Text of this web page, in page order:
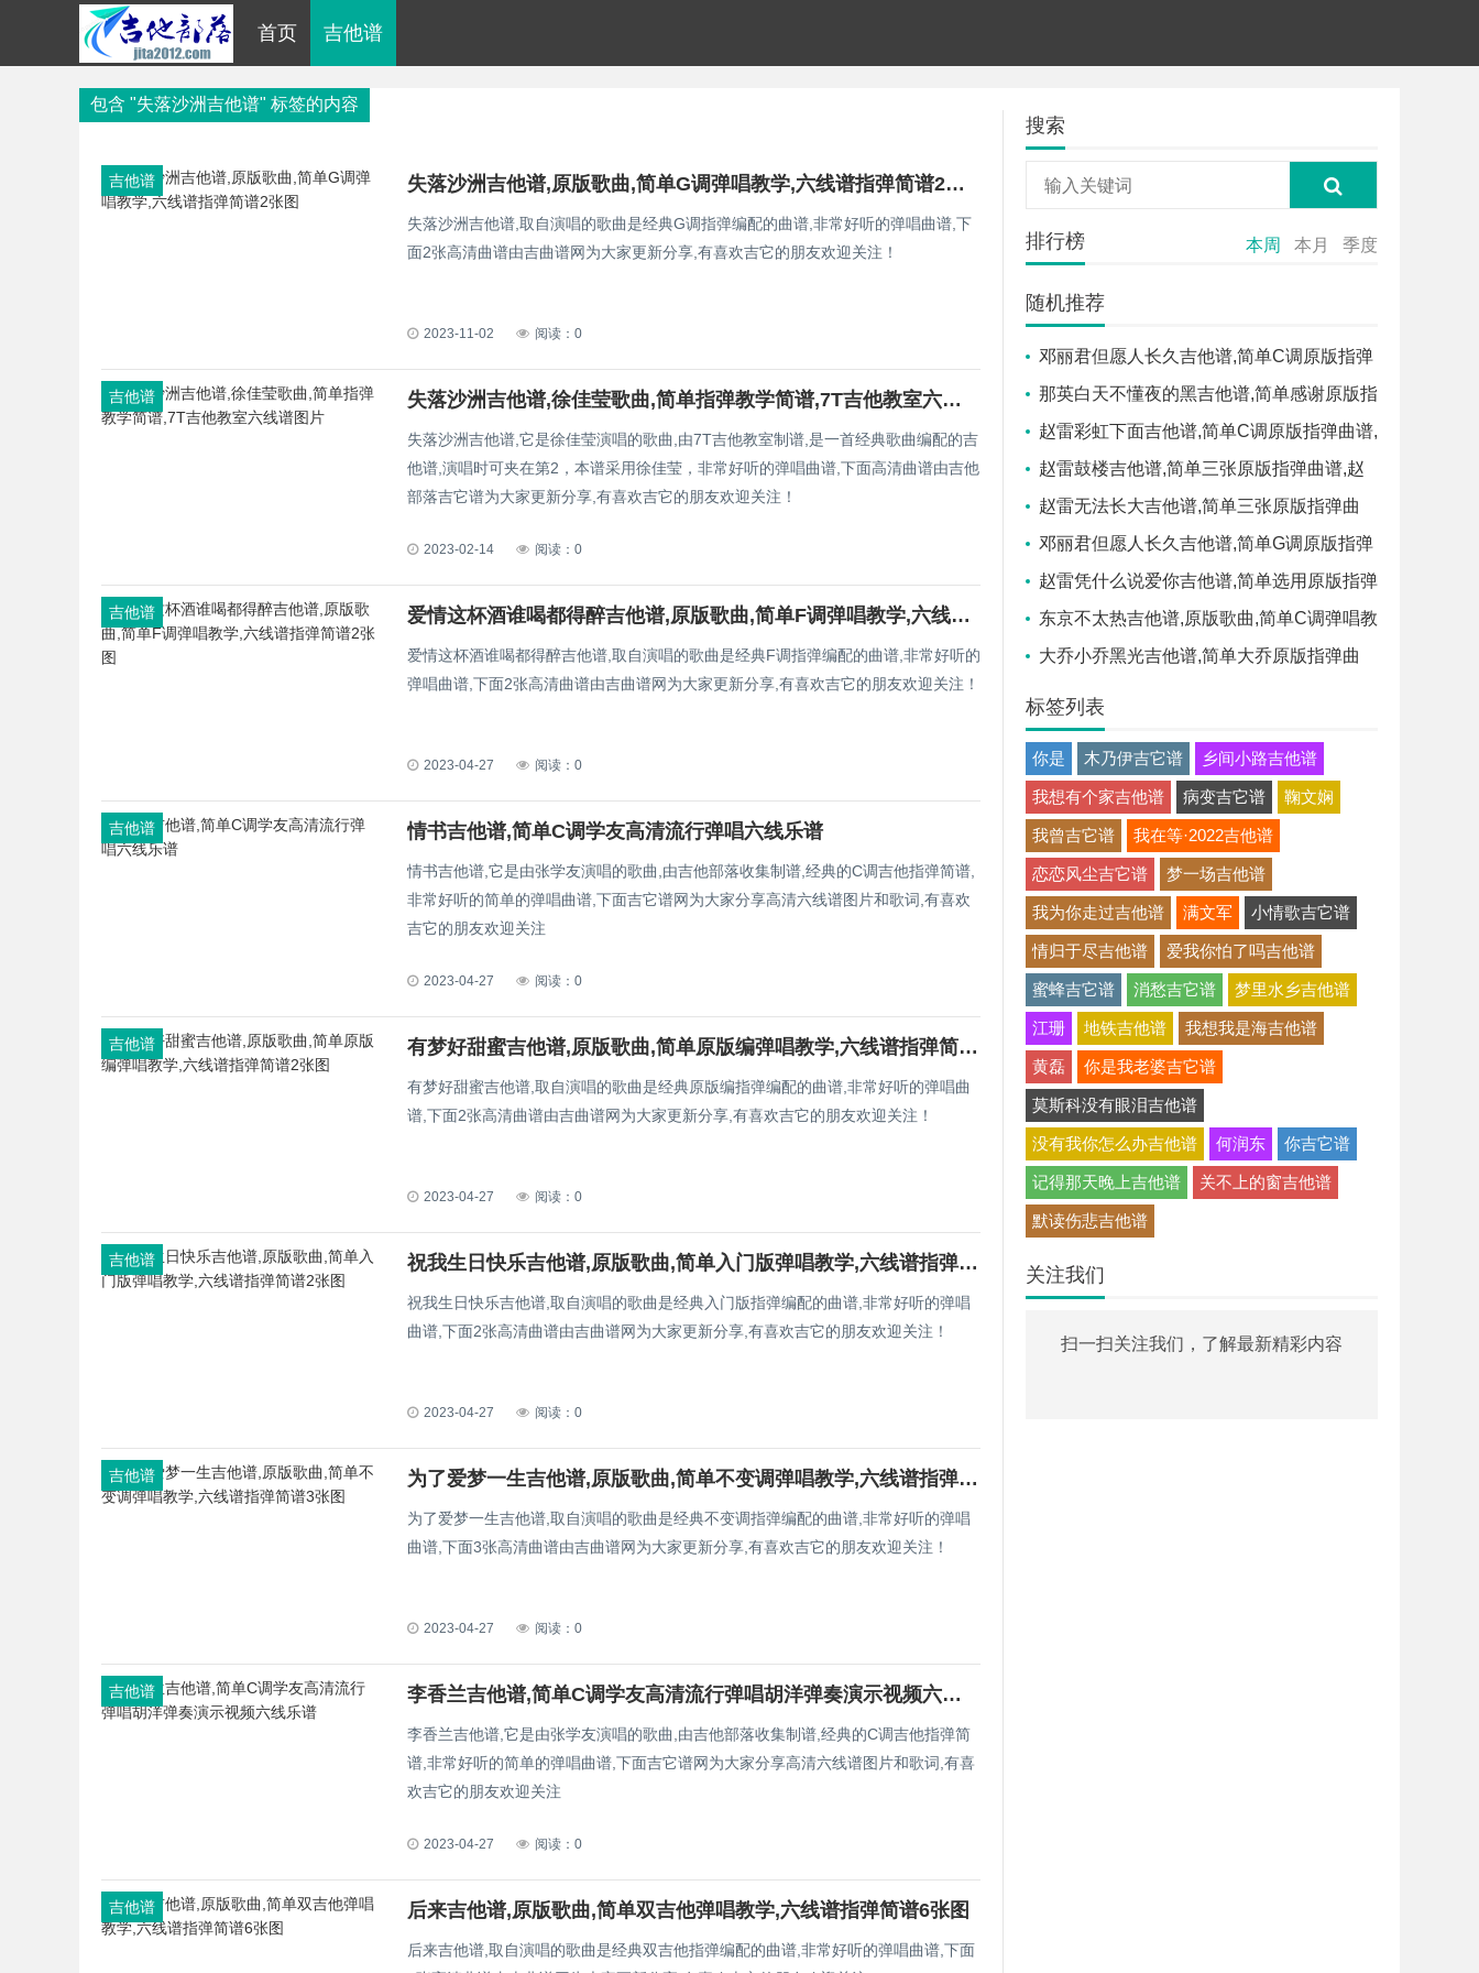
首页 吉他谱
包含 "失落沙洲吉他谱" 标签的内容
吉他谱 失落沙洲吉他谱,原版歌曲,简单G调弹唱教学,六线谱指弹简谱2张图
失落沙洲吉他谱,取自演唱的歌曲是经典G调指弹编配的曲谱,非常好听的弹唱曲谱,下
面2张高清曲谱由吉曲谱网为大家更新分享,有喜欢吉它的朋友欢迎关注！
2023-11-02 阅读：0
吉他谱 失落沙洲吉他谱,徐佳莹歌曲,简单指弹教学简谱,7T吉他教室六线谱图片
失落沙洲吉他谱,它是徐佳莹演唱的歌曲,由7T吉他教室制谱,是一首经典歌曲编配的吉
他谱,演唱时可夹在第2，本谱采用徐佳莹，非常好听的弹唱曲谱,下面高清曲谱由吉他
部落吉它谱为大家更新分享,有喜欢吉它的朋友欢迎关注！
2023-02-14 阅读：0
吉他谱 爱情这杯酒谁喝都得醉吉他谱,原版歌曲,简单F调弹唱教学,六线谱指弹简谱2张图
爱情这杯酒谁喝都得醉吉他谱,取自演唱的歌曲是经典F调指弹编配的曲谱,非常好听的
弹唱曲谱,下面2张高清曲谱由吉曲谱网为大家更新分享,有喜欢吉它的朋友欢迎关注！
2023-04-27 阅读：0
吉他谱 情书吉他谱,简单C调学友高清流行弹唱六线乐谱
情书吉他谱,它是由张学友演唱的歌曲,由吉他部落收集制谱,经典的C调吉他指弹简谱,
非常好听的简单的弹唱曲谱,下面吉它谱网为大家分享高清六线谱图片和歌词,有喜欢
吉它的朋友欢迎关注
2023-04-27 阅读：0
吉他谱 有梦好甜蜜吉他谱,原版歌曲,简单原版编弹唱教学,六线谱指弹简谱2张图
有梦好甜蜜吉他谱,取自演唱的歌曲是经典原版编指弹编配的曲谱,非常好听的弹唱曲
谱,下面2张高清曲谱由吉曲谱网为大家更新分享,有喜欢吉它的朋友欢迎关注！
2023-04-27 阅读：0
吉他谱 祝我生日快乐吉他谱,原版歌曲,简单入门版弹唱教学,六线谱指弹简谱2张图
祝我生日快乐吉他谱,取自演唱的歌曲是经典入门版指弹编配的曲谱,非常好听的弹唱
曲谱,下面2张高清曲谱由吉曲谱网为大家更新分享,有喜欢吉它的朋友欢迎关注！
2023-04-27 阅读：0
吉他谱 为了爱梦一生吉他谱,原版歌曲,简单不变调弹唱教学,六线谱指弹简谱3张图
为了爱梦一生吉他谱,取自演唱的歌曲是经典不变调指弹编配的曲谱,非常好听的弹唱
曲谱,下面3张高清曲谱由吉曲谱网为大家更新分享,有喜欢吉它的朋友欢迎关注！
2023-04-27 阅读：0
吉他谱 李香兰吉他谱,简单C调学友高清流行弹唱胡洋弹奏演示视频六线乐谱
李香兰吉他谱,它是由张学友演唱的歌曲,由吉他部落收集制谱,经典的C调吉他指弹简
谱,非常好听的简单的弹唱曲谱,下面吉它谱网为大家分享高清六线谱图片和歌词,有喜
欢吉它的朋友欢迎关注
2023-04-27 阅读：0
吉他谱 后来吉他谱,原版歌曲,简单双吉他弹唱教学,六线谱指弹简谱6张图
后来吉他谱,取自演唱的歌曲是经典双吉他指弹编配的曲谱,非常好听的弹唱曲谱,下面
搜索
排行榜 本周 本月 季度
随机推荐
邓丽君但愿人长久吉他谱,简单C调原版指弹
曲谱,邓丽君高清六线乐谱
那英白天不懂夜的黑吉他谱,简单感谢原版指
弹曲谱,那英高清六线乐谱
赵雷彩虹下面吉他谱,简单C调原版指弹曲谱,
赵雷高清六线乐谱
赵雷鼓楼吉他谱,简单三张原版指弹曲谱,赵
雷高清六线乐谱
赵雷无法长大吉他谱,简单三张原版指弹曲
谱,赵雷高清六线乐谱
邓丽君但愿人长久吉他谱,简单G调原版指弹
曲谱,邓丽君高清六线乐谱
赵雷凭什么说爱你吉他谱,简单选用原版指弹
曲谱,赵雷高清六线乐谱
东京不太热吉他谱,原版歌曲,简单C调弹唱教
学,六线谱指弹简谱4张图
大乔小乔黑光吉他谱,简单大乔原版指弹曲
谱,大乔小乔高清六线乐谱
标签列表
你是 木乃伊吉它谱 乡间小路吉他谱
我想有个家吉他谱 病变吉它谱 鞠文娴
我曾吉它谱 我在等·2022吉他谱
恋恋风尘吉它谱 梦一场吉他谱
我为你走过吉他谱 满文军 小情歌吉它谱
情归于尽吉他谱 爱我你怕了吗吉他谱
蜜蜂吉它谱 消愁吉它谱 梦里水乡吉他谱
江珊 地铁吉他谱 我想我是海吉他谱
黄磊 你是我老婆吉它谱
莫斯科没有眼泪吉他谱
没有我你怎么办吉他谱 何润东 你吉它谱
记得那天晚上吉他谱 关不上的窗吉他谱
默读伤悲吉他谱
关注我们
扫一扫关注我们，了解最新精彩内容